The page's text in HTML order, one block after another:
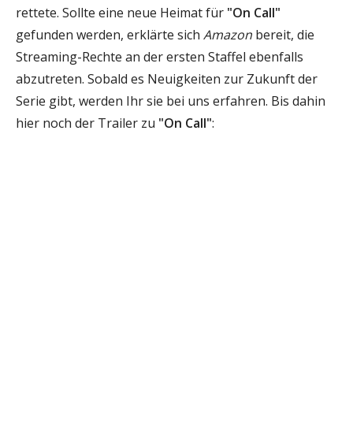
rettete. Sollte eine neue Heimat für "On Call"
gefunden werden, erklärte sich Amazon bereit, die
Streaming-Rechte an der ersten Staffel ebenfalls
abzutreten. Sobald es Neuigkeiten zur Zukunft der
Serie gibt, werden Ihr sie bei uns erfahren. Bis dahin
hier noch der Trailer zu "On Call":